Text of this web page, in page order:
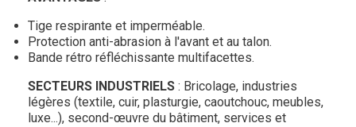
Tige respirante et imperméable.
Protection anti-abrasion à l'avant et au talon.
Bande rétro réfléchissante multifacettes.
SECTEURS INDUSTRIELS : Bricolage, industries
légères (textile, cuir, plasturgie, caoutchouc, meubles,
luxe...), second-œuvre du bâtiment, services et